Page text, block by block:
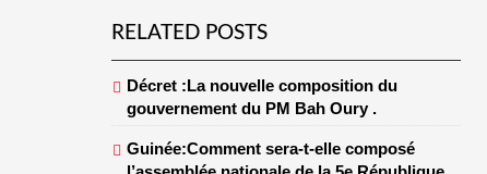
RELATED POSTS
Décret :La nouvelle composition du
gouvernement du PM Bah Oury .
Guinée:Comment sera-t-elle composé